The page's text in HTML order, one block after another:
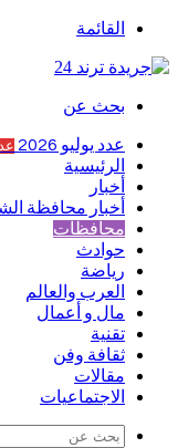
القائمة
بحث عن
عدد يوليو 2026
الرئيسية
أخبار
أخبار محافظة
محافظات
حوادث
رياضة
العرب والعالم
مال و أعمال
تقنية
ثقافة وفن
مقالات
الاجتماعيات